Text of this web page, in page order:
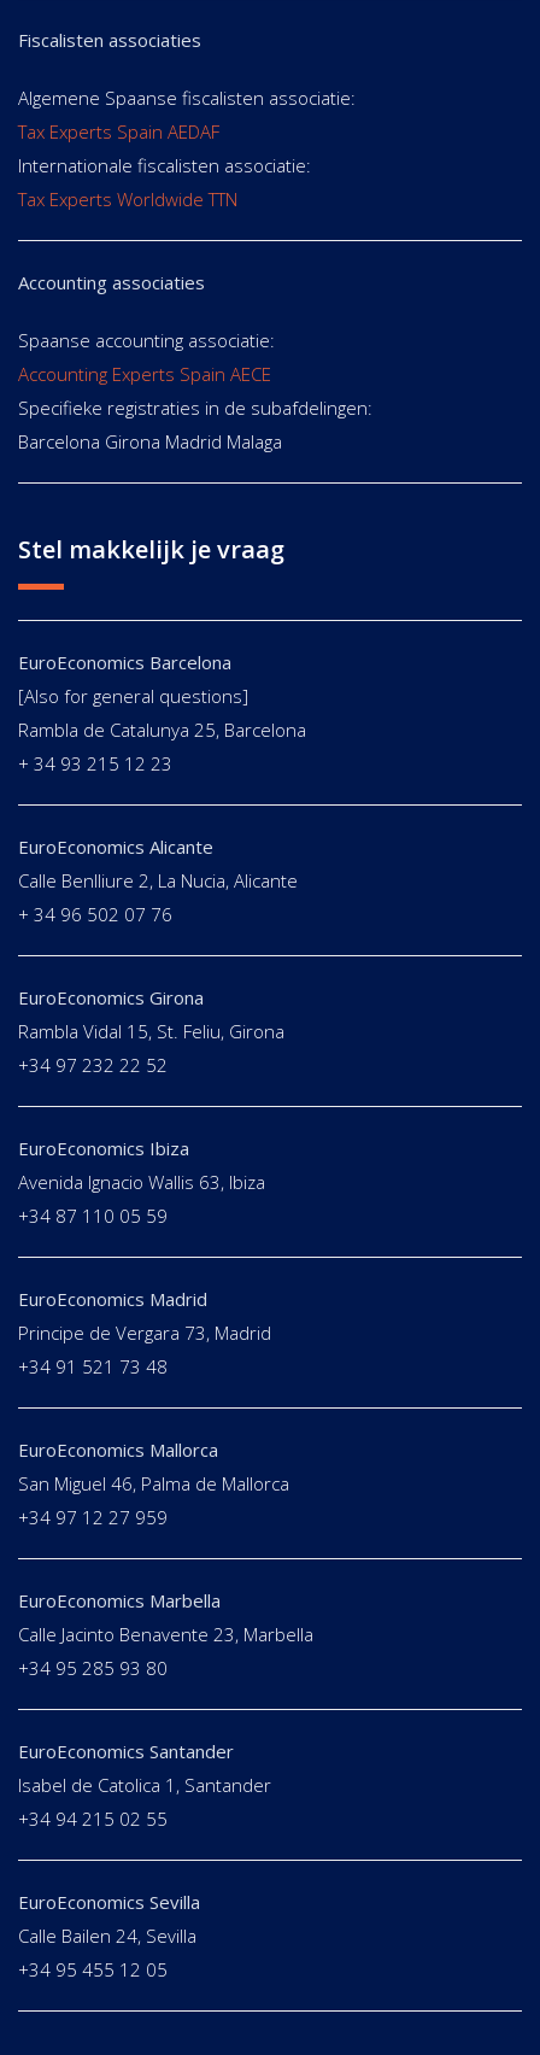
Fiscalisten associaties
Algemene Spaanse fiscalisten associatie:
Tax Experts Spain AEDAF
Internationale fiscalisten associatie:
Tax Experts Worldwide TTN
Accounting associaties
Spaanse accounting associatie:
Accounting Experts Spain AECE
Specifieke registraties in de subafdelingen:
Barcelona Girona Madrid Malaga
Stel makkelijk je vraag
EuroEconomics Barcelona
[Also for general questions]
Rambla de Catalunya 25, Barcelona
+ 34 93 215 12 23
EuroEconomics Alicante
Calle Benlliure 2, La Nucia, Alicante
+ 34 96 502 07 76
EuroEconomics Girona
Rambla Vidal 15, St. Feliu, Girona
+34 97 232 22 52
EuroEconomics Ibiza
Avenida Ignacio Wallis 63, Ibiza
+34 87 110 05 59
EuroEconomics Madrid
Principe de Vergara 73, Madrid
+34 91 521 73 48
EuroEconomics Mallorca
San Miguel 46, Palma de Mallorca
+34 97 12 27 959
EuroEconomics Marbella
Calle Jacinto Benavente 23, Marbella
+34 95 285 93 80
EuroEconomics Santander
Isabel de Catolica 1, Santander
+34 94 215 02 55
EuroEconomics Sevilla
Calle Bailen 24, Sevilla
+34 95 455 12 05